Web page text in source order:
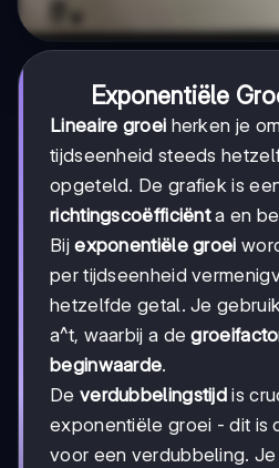
Exponentiële
Lineaire groei herken je
tijdseenheid steeds
opgeteld. De grafiek is
richtingscoëfficiënta en
Bijexponentiële groei
per tijdseenheid
hetzelfde getal. Je
a^t, waarbij a de
beginwaarde.
De verdubbelingstijd is
exponentiële groei - dit is
voor een verdubbeling.